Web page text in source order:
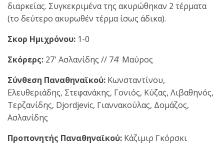
διαρκείας. Συγκεκριμένα της ακυρώθηκαν 2 τέρματα
(το δεύτερο ακυρωθέν τέρμα ίσως άδικα).
Σκορ Ημιχρόνου: 1-0
Σκόρερς: 27' Ασλανίδης // 74' Μαύρος
Σύνθεση Παναθηναϊκού: Κωνσταντίνου,
Ελευθεριάδης, Στεφανάκης, Γονιός, Κύζας, Λιβαθηνός,
Τερζανίδης, Djordjevic, Γιαννακούλας, Δομάζος,
Ασλανίδης
Προπονητής Παναθηναϊκού: Κάζιμιρ Γκόρσκι